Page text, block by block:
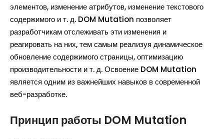
элементов, изменение атрибутов, изменение текстового
содержимого и т. д. DOM Mutation позволяет
разработчикам отслеживать эти изменения и
реагировать на них, тем самым реализуя динамическое
обновление содержимого страницы, оптимизацию
производительности и т. д. Освоение DOM Mutation
является одним из важнейших навыков в современной
веб-разработке.
Принцип работы DOM Mutation